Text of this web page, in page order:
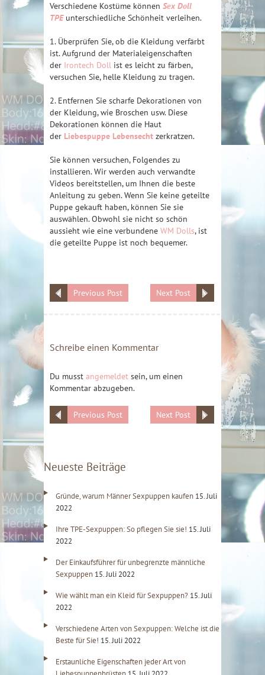
Verschiedene Kostüme können Sex Doll
TPEunterschiedliche Schönheit verleihen.
1. Überprüfen Sie, ob die Kleidung verfärbt
ist. Aufgrund der Materialeigenschaften
der Irontech Doll ist es leicht zu färben,
versuchen Sie, helle Kleidung zu tragen.
2. Entfernen Sie scharfe Dekorationen von
der Kleidung, wie Broschen usw. Diese
Dekorationen können die Haut
der Liebespuppe Lebensecht zerkratzen.
Sie können versuchen, Folgendes zu
installieren. Wir werden auch verwandte
Videos bereitstellen, um Ihnen die beste
Anleitung zu geben. Wenn Sie keine geteilte
Puppe gekauft haben, können Sie sie
auswählen. Obwohl sie nicht so schön
aussieht wie eine verbundene WM Dolls, ist
die geteilte Puppe ist noch bequemer.
Previous Post Next Post
Schreibe einen Kommentar
Du musst angemeldet sein, um einen
Kommentar abzugeben.
Previous Post Next Post
Neueste Beiträge
Gründe, warum Männer Sexpuppen kaufen 15. Juli
2022
Ihre TPE-Sexpuppen: So pflegen Sie sie! 15. Juli
2022
Der Einkaufsführer für unbegrenzte männliche
Sexpuppen 15. Juli 2022
Wie wählt man ein Kleid für Sexpuppen? 15. Juli
2022
Verschiedene Arten von Sexpuppen: Welche ist die
Beste für Sie! 15. Juli 2022
Erstaunliche Eigenschaften jeder Art von